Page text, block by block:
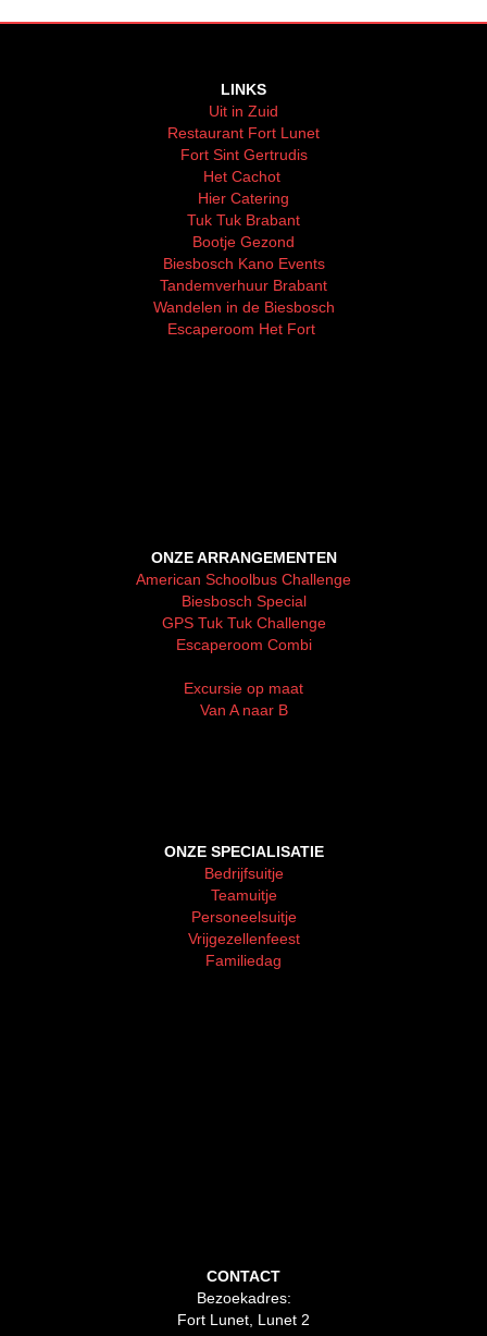
LINKS
Uit in Zuid
Restaurant Fort Lunet
Fort Sint Gertrudis
Het Cachot
Hier Catering
Tuk Tuk Brabant
Bootje Gezond
Biesbosch Kano Events
Tandemverhuur Brabant
Wandelen in de Biesbosch
Escaperoom Het Fort
ONZE ARRANGEMENTEN
American Schoolbus Challenge
Biesbosch Special
GPS Tuk Tuk Challenge
Escaperoom Combi
Excursie op maat
Van A naar B
ONZE SPECIALISATIE
Bedrijfsuitje
Teamuitje
Personeelsuitje
Vrijgezellenfeest
Familiedag
CONTACT
Bezoekadres:
Fort Lunet, Lunet 2